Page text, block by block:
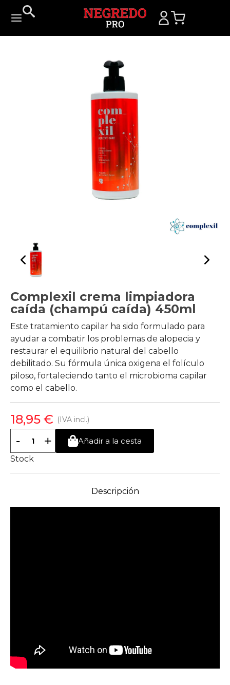
Complexil crema limpiadora
caída (champú caída) 450ml
Este tratamiento capilar ha sido formulado para
ayudar a combatir los problemas de alopecia y
restaurar el equilibrio natural del cabello
debilitado. Su fórmula única oxigena el folículo
piloso, fortaleciendo tanto el microbioma capilar
como el cabello.
18,95 € (IVA incl.)
- +
Añadir a la cesta
Stock
Descripción